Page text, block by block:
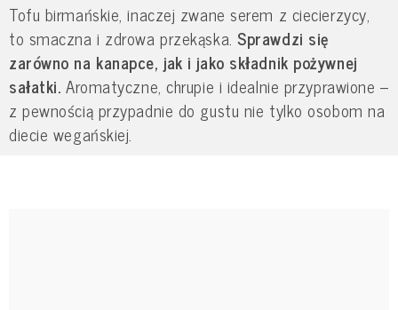
Tofu birmańskie, inaczej zwane serem z ciecierzycy,
to smaczna i zdrowa przekąska.Sprawdzi się
zarówno na kanapce, jak i jako składnik pożywnej
sałatki. Aromatyczne, chrupie i idealnie przyprawione –
z pewnością przypadnie do gustu nie tylko osobom na
diecie wegańskiej.